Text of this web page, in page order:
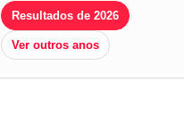
Resultados de 2026
Ver outros anos